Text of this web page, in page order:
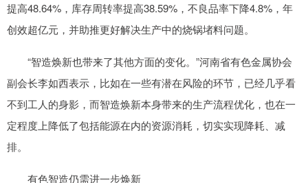
提高48.64%，库存周转率提高38.59%，不良品率下降4.8%，年
创效超亿元，并助推更好解决生产中的烧锅堵料问题。
“智造焕新也带来了其他方面的变化。”河南省有色金属协会
副会长李如西表示，比如在一些有潜在风险的环节，已经几乎看
不到工人的身影，而智造焕新本身带来的生产流程优化，也在一
定程度上降低了包括能源在内的资源消耗，切实实现降耗、减
排。
有色智造仍需进一步焕新